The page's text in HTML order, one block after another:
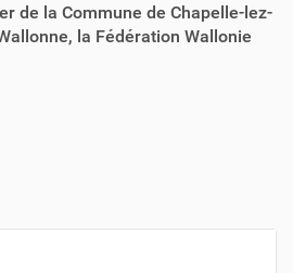
de la Commune de Chapelle-lez-
la Fédération Wallonie